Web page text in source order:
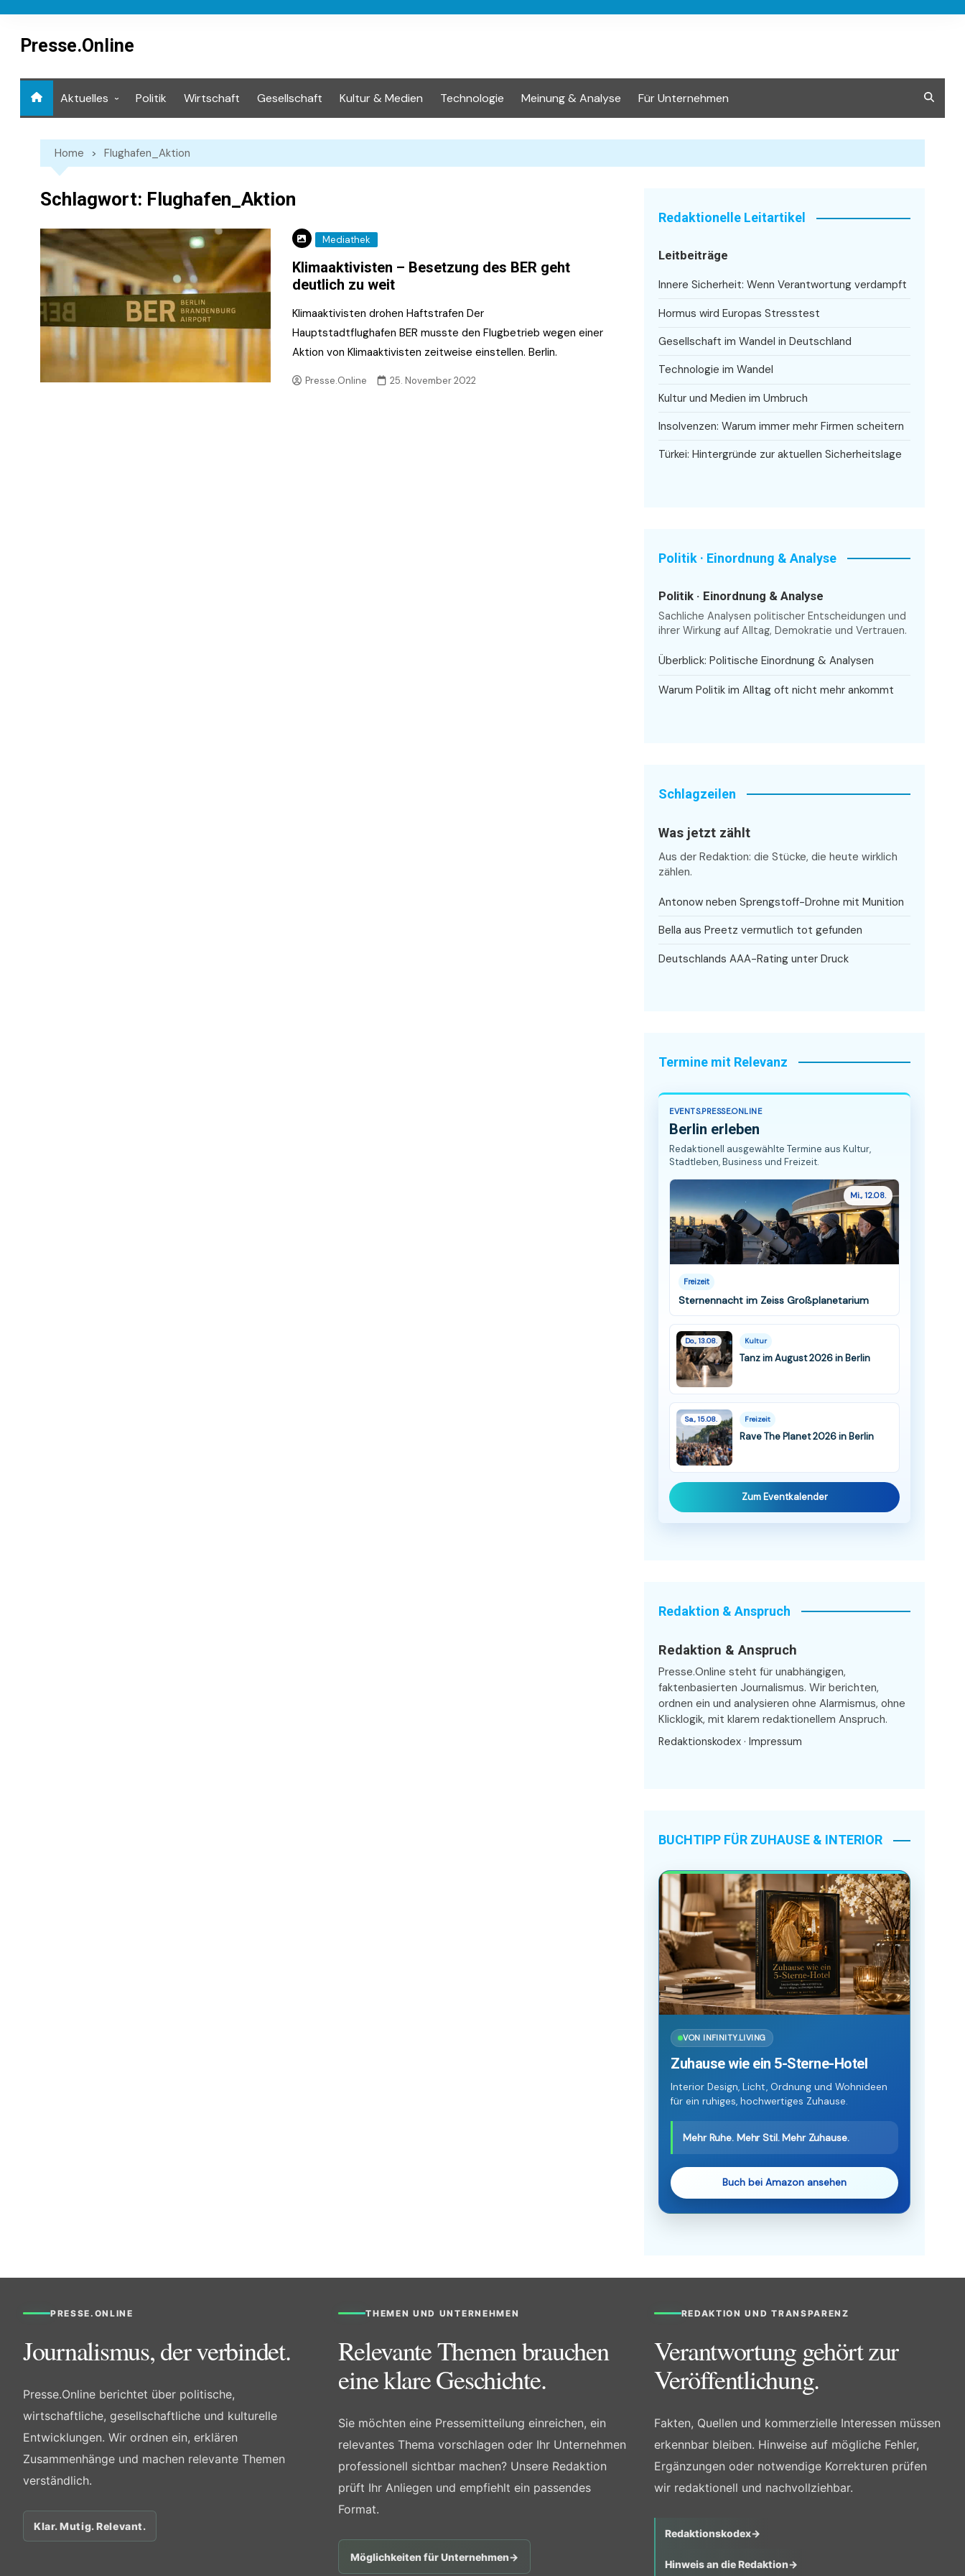
contentPresse.Online
Aktuelles Politik Wirtschaft Gesellschaft Kultur & Medien Technologie Meinung & Analyse Für Unternehmen
Home Flughafen_Aktion
Schlagwort: Flughafen_Aktion
Mediathek
Klimaaktivisten – Besetzung des BER geht
deutlich zu weit
Klimaaktivisten drohen Haftstrafen Der
Hauptstadtflughafen BER musste den Flugbetrieb wegen einer
Aktion von Klimaaktivisten zeitweise einstellen. Berlin.
Presse.Online 25. November 2022
Redaktionelle Leitartikel
Leitbeiträge
Innere Sicherheit: Wenn Verantwortung verdampft
Hormus wird Europas Stresstest
Gesellschaft im Wandel in Deutschland
Technologie im Wandel
Kultur und Medien im Umbruch
Insolvenzen: Warum immer mehr Firmen scheitern
Türkei: Hintergründe zur aktuellen Sicherheitslage
Politik · Einordnung & Analyse
Politik · Einordnung & Analyse
Sachliche Analysen politischer Entscheidungen und
ihrer Wirkung auf Alltag, Demokratie und Vertrauen.
Überblick: Politische Einordnung & Analysen
Warum Politik im Alltag oft nicht mehr ankommt
Schlagzeilen
Was jetzt zählt
Aus der Redaktion: die Stücke, die heute wirklich
zählen.
Antonow neben Sprengstoff-Drohne mit Munition
Bella aus Preetz vermutlich tot gefunden
Deutschlands AAA-Rating unter Druck
Termine mit Relevanz
EVENTS.PRESSE.ONLINE
Berlin erleben
Redaktionell ausgewählte Termine aus Kultur,
Stadtleben, Business und Freizeit.
Mi., 12.08.
Freizeit
Sternennacht im Zeiss Großplanetarium
Do., 13.08. Kultur
Tanz im August 2026 in Berlin
Sa., 15.08. Freizeit
Rave The Planet 2026 in Berlin
Zum Eventkalender
Redaktion & Anspruch
Redaktion & Anspruch
Presse.Online steht für unabhängigen,
faktenbasierten Journalismus. Wir berichten,
ordnen ein und analysieren ohne Alarmismus, ohne
Klicklogik, mit klarem redaktionellem Anspruch.
Redaktionskodex · Impressum
BUCHTIPP FÜR ZUHAUSE & INTERIOR
VON INFINITY.LIVING
Zuhause wie ein 5-Sterne-Hotel
Interior Design, Licht, Ordnung und Wohnideen
für ein ruhiges, hochwertiges Zuhause.
Mehr Ruhe. Mehr Stil. Mehr Zuhause.
Buch bei Amazon ansehen
PRESSE.ONLINE
Journalismus, der verbindet.
Presse.Online berichtet über politische,
wirtschaftliche, gesellschaftliche und kulturelle
Entwicklungen. Wir ordnen ein, erklären
Zusammenhänge und machen relevante Themen
verständlich.
Klar. Mutig. Relevant.
THEMEN UND UNTERNEHMEN
Relevante Themen brauchen
eine klare Geschichte.
Sie möchten eine Pressemitteilung einreichen, ein
relevantes Thema vorschlagen oder Ihr Unternehmen
professionell sichtbar machen? Unsere Redaktion
prüft Ihr Anliegen und empfiehlt ein passendes
Format.
Möglichkeiten für Unternehmen→
REDAKTION UND TRANSPARENZ
Verantwortung gehört zur
Veröffentlichung.
Fakten, Quellen und kommerzielle Interessen müssen
erkennbar bleiben. Hinweise auf mögliche Fehler,
Ergänzungen oder notwendige Korrekturen prüfen
wir redaktionell und nachvollziehbar.
Redaktionskodex→
Hinweis an die Redaktion→